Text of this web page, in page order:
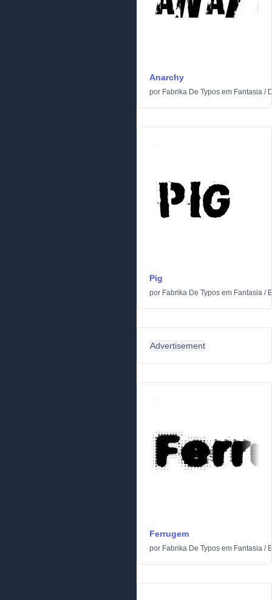
Anarchy
por Fabrika De Typos em Fantasia /
Pig
por Fabrika De Typos em Fantasia /
Advertisement
Ferrugem
por Fabrika De Typos em Fantasia /